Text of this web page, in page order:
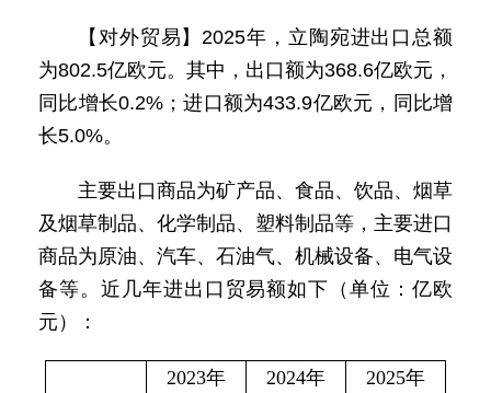
【对外贸易】2025年，立陶宛进出口总额
为802.5亿欧元。其中，出口额为368.6亿欧元，
同比增长0.2%；进口额为433.9亿欧元，同比增
长5.0%。
主要出口商品为矿产品、食品、饮品、烟草
及烟草制品、化学制品、塑料制品等，主要进口
商品为原油、汽车、石油气、机械设备、电气设
备等。近几年进出口贸易额如下（单位：亿欧
元）：
2023年 2024年 2025年